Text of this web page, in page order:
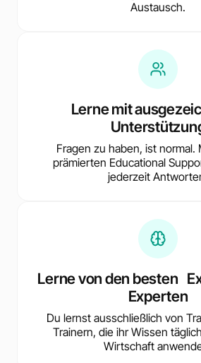
Austausch.
Lerne mit
Fragen zu haben, ist normal.
prämierten Educational
jederzeit
Lerne von den besten
Experten
Du lernst ausschließlich von
Trainern, die ihr Wissen
Wirtschaft